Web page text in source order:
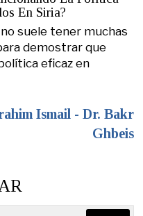
En Siria?
suele tener muchas
demostrar que
eficaz en
Ismail - Dr. Bakr
Ghbeis